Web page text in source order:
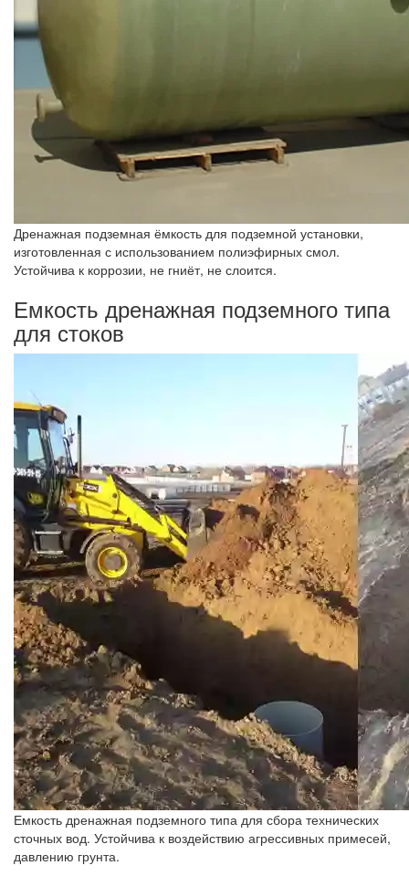
Дренажная подземная ёмкость для подземной установки,
изготовленная с использованием полиэфирных смол.
Устойчива к коррозии, не гниёт, не слоится.
Емкость дренажная подземного типа
для стоков
Емкость дренажная подземного типа для сбора технических
сточных вод. Устойчива к воздействию агрессивных примесей,
давлению грунта.